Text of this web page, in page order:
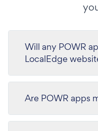
Will any POWR
LocalEdge
Are POWR apps